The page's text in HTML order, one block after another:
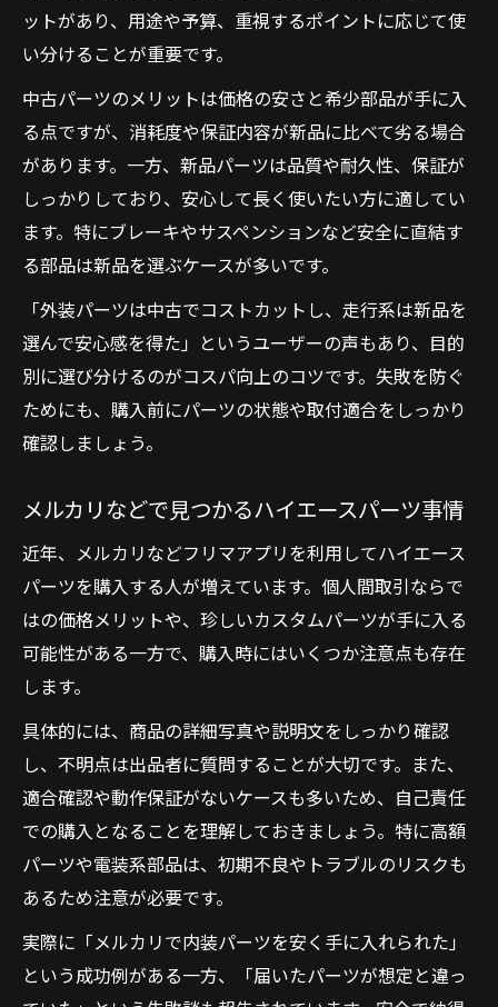
ットがあり、用途や予算、重視するポイントに応じて使
い分けることが重要です。
中古パーツのメリットは価格の安さと希少部品が手に入
る点ですが、消耗度や保証内容が新品に比べて劣る場合
があります。一方、新品パーツは品質や耐久性、保証が
しっかりしており、安心して長く使いたい方に適してい
ます。特にブレーキやサスペンションなど安全に直結す
る部品は新品を選ぶケースが多いです。
「外装パーツは中古でコストカットし、走行系は新品を
選んで安心感を得た」というユーザーの声もあり、目的
別に選び分けるのがコスパ向上のコツです。失敗を防ぐ
ためにも、購入前にパーツの状態や取付適合をしっかり
確認しましょう。
メルカリなどで見つかるハイエースパーツ事情
近年、メルカリなどフリマアプリを利用してハイエース
パーツを購入する人が増えています。個人間取引ならで
はの価格メリットや、珍しいカスタムパーツが手に入る
可能性がある一方で、購入時にはいくつか注意点も存在
します。
具体的には、商品の詳細写真や説明文をしっかり確認
し、不明点は出品者に質問することが大切です。また、
適合確認や動作保証がないケースも多いため、自己責任
での購入となることを理解しておきましょう。特に高額
パーツや電装系部品は、初期不良やトラブルのリスクも
あるため注意が必要です。
実際に「メルカリで内装パーツを安く手に入れられた」
という成功例がある一方、「届いたパーツが想定と違っ